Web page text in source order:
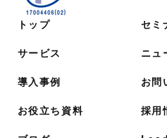
トップ
サービス
導入事例
お役立ち資料
セミ
ニュ
お問
採用